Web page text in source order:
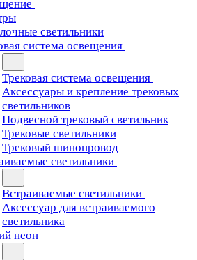
светильники
система освещения
Трековая система освещения
Аксессуары и крепление трековых
светильников
Подвесной трековый светильник
Трековые светильники
Трековый шинопровод
светильники
Встраиваемые светильники
Аксессуар для встраиваемого
светильника
неон